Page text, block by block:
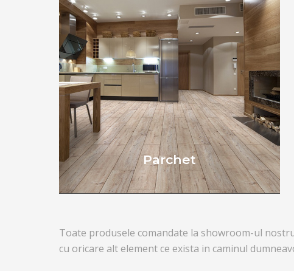
Parchet
Toate produsele comandate la showroom-ul
cu oricare alt element ce exista in caminul